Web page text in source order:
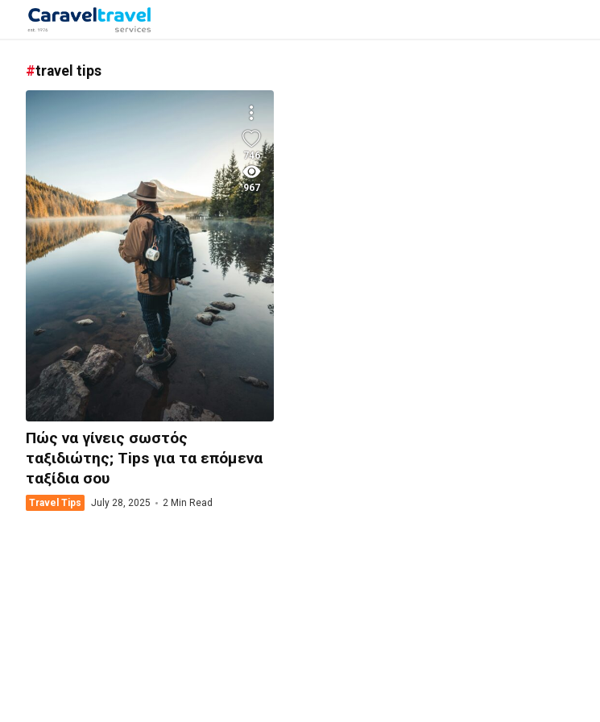
travel tips
746
967
Πώς να γίνεις σωστός
ταξιδιώτης; Tips για τα επόμενα
ταξίδια σου
Travel Tips July 28, 2025 2 Min Read